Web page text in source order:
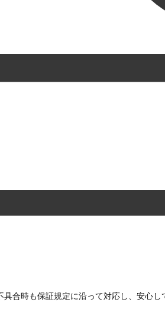
具合時も保証規定に沿って対応し、安心